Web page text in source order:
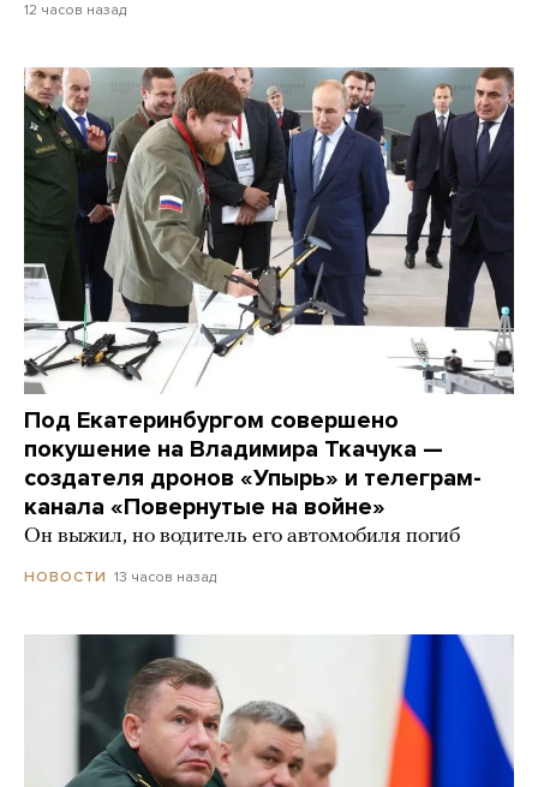
12 часов назад
Под Екатеринбургом совершено
покушение на Владимира Ткачука —
создателя дронов «Упырь» и телеграм-
канала «Повернутые на войне»
Он выжил, но водитель его автомобиля погиб
НОВОСТИ 13 часов назад